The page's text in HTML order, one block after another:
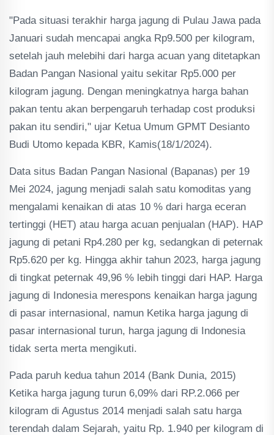
"Pada situasi terakhir harga jagung di Pulau Jawa pada
Januari sudah mencapai angka Rp9.500 per kilogram,
setelah jauh melebihi dari harga acuan yang ditetapkan
Badan Pangan Nasional yaitu sekitar Rp5.000 per
kilogram jagung. Dengan meningkatnya harga bahan
pakan tentu akan berpengaruh terhadap cost produksi
pakan itu sendiri," ujar Ketua Umum GPMT Desianto
Budi Utomo kepada KBR, Kamis(18/1/2024).
Data situs Badan Pangan Nasional (Bapanas) per 19
Mei 2024, jagung menjadi salah satu komoditas yang
mengalami kenaikan di atas 10 % dari harga eceran
tertinggi (HET) atau harga acuan penjualan (HAP). HAP
jagung di petani Rp4.280 per kg, sedangkan di peternak
Rp5.620 per kg. Hingga akhir tahun 2023, harga jagung
di tingkat peternak 49,96 % lebih tinggi dari HAP. Harga
jagung di Indonesia merespons kenaikan harga jagung
di pasar internasional, namun Ketika harga jagung di
pasar internasional turun, harga jagung di Indonesia
tidak serta merta mengikuti.
Pada paruh kedua tahun 2014 (Bank Dunia, 2015)
Ketika harga jagung turun 6,09% dari RP.2.066 per
kilogram di Agustus 2014 menjadi salah satu harga
terendah dalam Sejarah, yaitu Rp. 1.940 per kilogram di